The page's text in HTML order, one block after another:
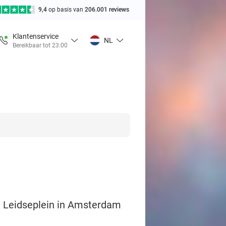
9,4 op basis van 206.001 reviews
Klantenservice
Bereikbaar tot 23:00
NL
in Amsterdam